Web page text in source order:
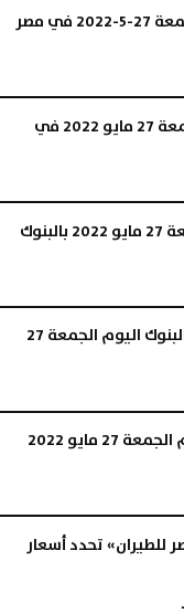
مصر
أسعار الدواجن اليوم الجمعة 27 مايو 2022 في
أسعار الدولار اليوم الجمعة 27 مايو 2022 بالبنوك
أسعار الريال السعودي بالبنوك اليوم الجمعة 27
أسعار الذهب اليوم اليوم الجمعة 27 مايو 2022
«مصر للطيران» تحدد أسعار